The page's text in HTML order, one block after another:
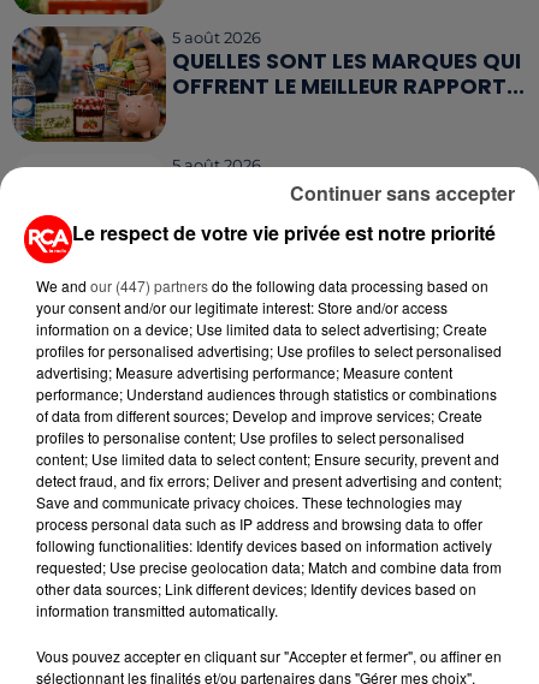
5 août 2026
QUELLES SONT LES MARQUES QUI
OFFRENT LE MEILLEUR RAPPORT...
5 août 2026
MOUCHES : LES 5 RÉFLEXES À
L'INVASION CET ÉTÉ...
4 août 2026
ÉCLIPSE SOLAIRE DU 12 AOÛT : LA
RUÉE VERS LES LUNETTES DE...
4 août 2026
CAMPING-CAR : CE QUE VOUS
AVEZ LE DROIT DE FAIRE... ET LES
ERREURS...
3 août 2026
ASSURANCES : TOUT SAVOIR
SUR L'AUGMENTATION DE LA «
TAXE ATTENTAT »...
Le respect de votre vie privée est notre priorité
We and our (447) partnersdo the following data processing based on
your consent and/or our legitimate interest: Store and/or access
information on a device; Use limited data to select advertising; Create
profiles for personalised advertising; Use profiles to select personalised
advertising; Measure advertising performance; Measure content
performance; Understand audiences through statistics or combinations
of data from different sources; Develop and improve services; Create
profiles to personalise content; Use profiles to select personalised
content; Use limited data to select content; Ensure security, prevent and
detect fraud, and fix errors; Deliver and present advertising and content;
Save and communicate privacy choices. These technologies may
process personal data such as IP address and browsing data to offer
following functionalities: Identify devices based on information actively
requested; Use precise geolocation data; Match and combine data from
other data sources; Link different devices; Identify devices based on
information transmitted automatically.
Vous pouvez accepter en cliquant sur "Accepter et fermer", ou affiner en
sélectionnant les finalités et/ou partenaires dans "Gérer mes choix".
Continuer sans accepter